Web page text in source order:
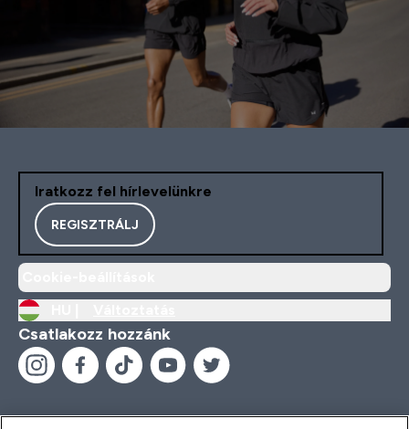
Iratkozz fel hírlevelünkre
REGISZTRÁLJ
Csatlakozz hozzánk